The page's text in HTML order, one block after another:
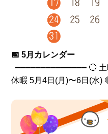
📅 5月カレンダー
━━━━━━━━━━━━━━ 🔵 土
休暇 5月4日(月)〜6日(水)